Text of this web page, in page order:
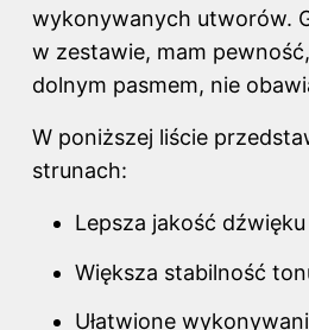
wykonywanych utworów.
w zestawie, mam
dolnym pasmem, nie
W poniższej liście
strunach:
Lepsza jakość
Większa stabilność
Ułatwione